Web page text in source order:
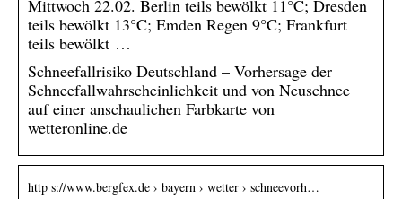
Mittwoch 22.02. Berlin teils bewölkt 11°C; Dresden
teils bewölkt 13°C; Emden Regen 9°C; Frankfurt
teils bewölkt …
Schneefallrisiko Deutschland – Vorhersage der
Schneefallwahrscheinlichkeit und von Neuschnee
auf einer anschaulichen Farbkarte von
wetteronline.de
http s://www.bergfex.de › bayern › wetter › schneevorh…